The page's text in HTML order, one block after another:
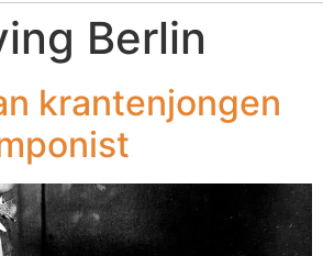
Berlin
krantenjongen